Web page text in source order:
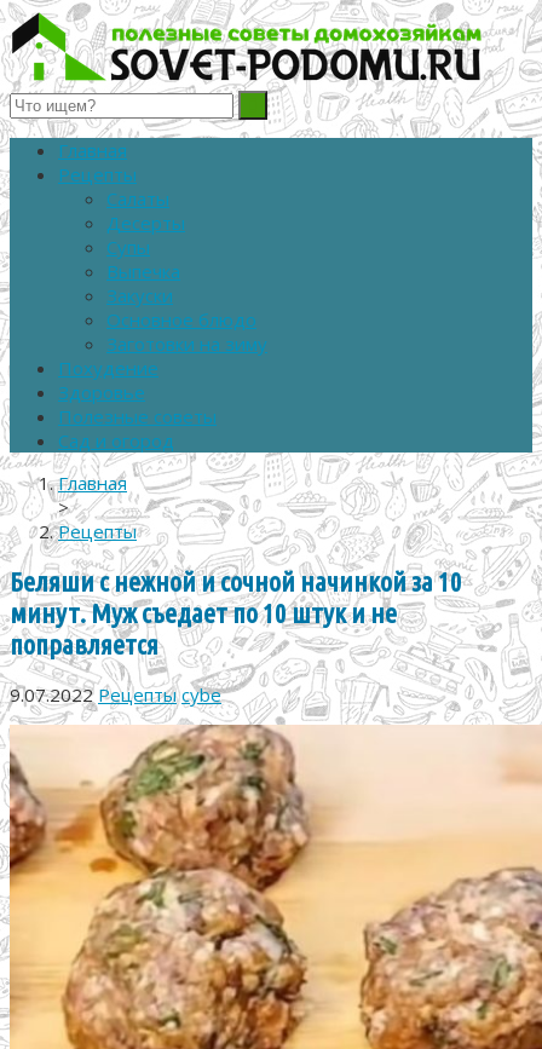
Полезные советы домохозяйкам
Главная
Рецепты
Салаты
Десерты
Супы
Выпечка
Закуски
Основное блюдо
Заготовки на зиму
Похудение
Здоровье
Полезные советы
Сад и огород
Главная
>
Рецепты
Беляши с нежной и сочной начинкой за 10
минут. Муж съедает по 10 штук и не
поправляется
9.07.2022 Рецепты cybe